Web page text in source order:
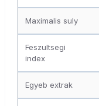
Maximalis suly
Feszultsegi
index
Egyeb extrak